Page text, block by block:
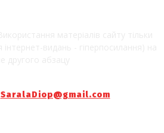
SaralaDiop@gmail.com